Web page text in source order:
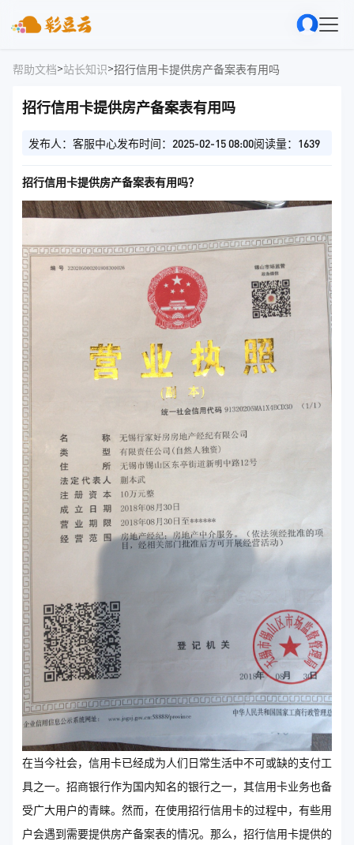
帮助文档>站长知识>招行信用卡提供房产备案表有用吗
招行信用卡提供房产备案表有用吗
发布人：客服中心发布时间：2025-02-15 08:00阅读量：1639
招行信用卡提供房产备案表有用吗？
在当今社会，信用卡已经成为人们日常生活中不可或缺的支付工
具之一。招商银行作为国内知名的银行之一，其信用卡业务也备
受广大用户的青睐。然而，在使用招行信用卡的过程中，有些用
户会遇到需要提供房产备案表的情况。那么，招行信用卡提供的